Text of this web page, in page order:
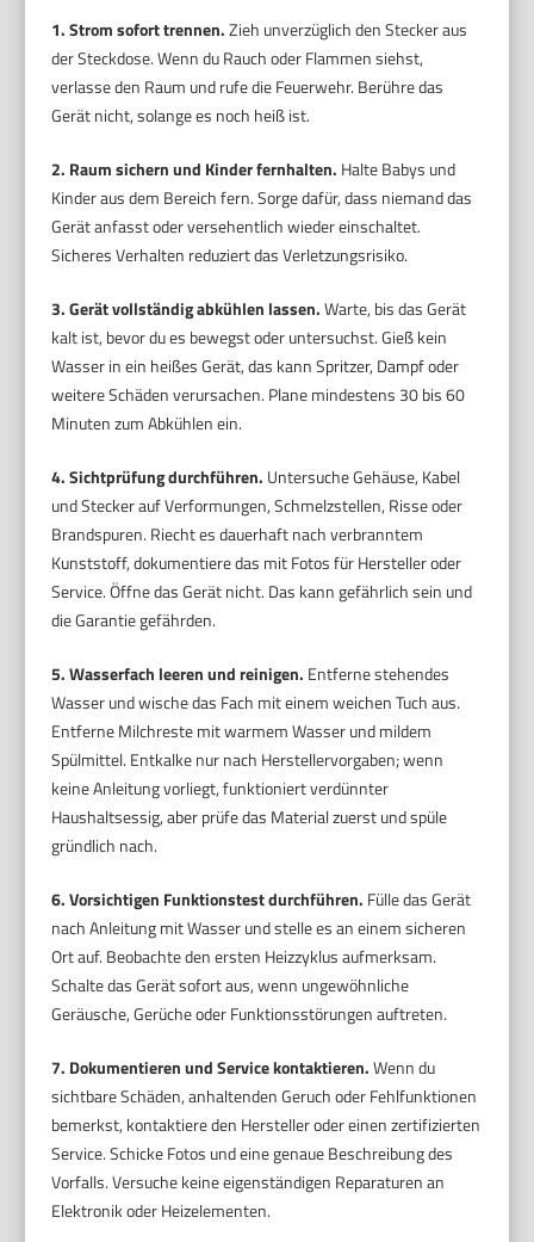
1. Strom sofort trennen.Zieh unverzüglich den Stecker aus
der Steckdose. Wenn du Rauch oder Flammen siehst,
verlasse den Raum und rufe die Feuerwehr. Berühre das
Gerät nicht, solange es noch heiß ist.
2. Raum sichern und Kinder fernhalten. Halte Babys und
Kinder aus dem Bereich fern. Sorge dafür, dass niemand das
Gerät anfasst oder versehentlich wieder einschaltet.
Sicheres Verhalten reduziert das Verletzungsrisiko.
3. Gerät vollständig abkühlen lassen.Warte, bis das Gerät
kalt ist, bevor du es bewegst oder untersuchst. Gieß kein
Wasser in ein heißes Gerät, das kann Spritzer, Dampf oder
weitere Schäden verursachen. Plane mindestens 30 bis 60
Minuten zum Abkühlen ein.
4. Sichtprüfung durchführen. Untersuche Gehäuse, Kabel
und Stecker auf Verformungen, Schmelzstellen, Risse oder
Brandspuren. Riecht es dauerhaft nach verbranntem
Kunststoff, dokumentiere das mit Fotos für Hersteller oder
Service. Öffne das Gerät nicht. Das kann gefährlich sein und
die Garantie gefährden.
5. Wasserfach leeren und reinigen. Entferne stehendes
Wasser und wische das Fach mit einem weichen Tuch aus.
Entferne Milchreste mit warmem Wasser und mildem
Spülmittel. Entkalke nur nach Herstellervorgaben; wenn
keine Anleitung vorliegt, funktioniert verdünnter
Haushaltsessig, aber prüfe das Material zuerst und spüle
gründlich nach.
6. Vorsichtigen Funktionstest durchführen. Fülle das Gerät
nach Anleitung mit Wasser und stelle es an einem sicheren
Ort auf. Beobachte den ersten Heizzyklus aufmerksam.
Schalte das Gerät sofort aus, wenn ungewöhnliche
Geräusche, Gerüche oder Funktionsstörungen auftreten.
7. Dokumentieren und Service kontaktieren.Wenn du
sichtbare Schäden, anhaltenden Geruch oder Fehlfunktionen
bemerkst, kontaktiere den Hersteller oder einen zertifizierten
Service. Schicke Fotos und eine genaue Beschreibung des
Vorfalls. Versuche keine eigenständigen Reparaturen an
Elektronik oder Heizelementen.